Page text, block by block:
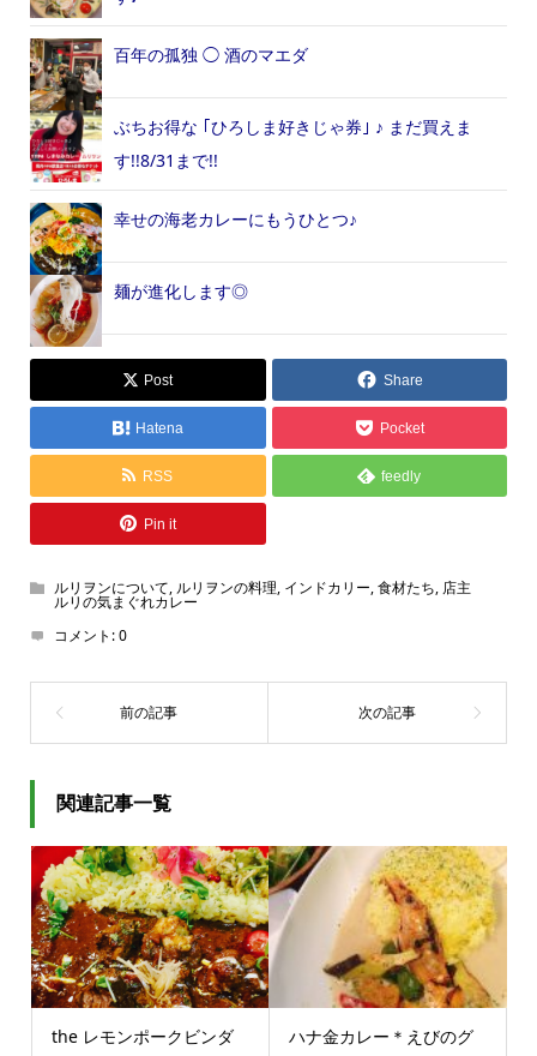
百年の孤独 ◯ 酒のマエダ
ぶちお得な ｢ひろしま好きじゃ券｣ ♪ まだ買えま
す!!8/31まで!!
幸せの海老カレーにもうひとつ♪
麺が進化します◎
Post Share
Hatena Pocket
RSS feedly
Pin it
ルリヲンについて, ルリヲンの料理, インドカリー,食材たち, 店主
ルリの気まぐれカレー
コメント:0
関連記事一覧
the レモンポークビンダ
ハナ金カレー＊えびのグ